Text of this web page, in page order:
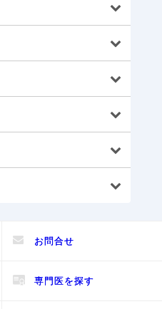
お問合せ
専門医を探す